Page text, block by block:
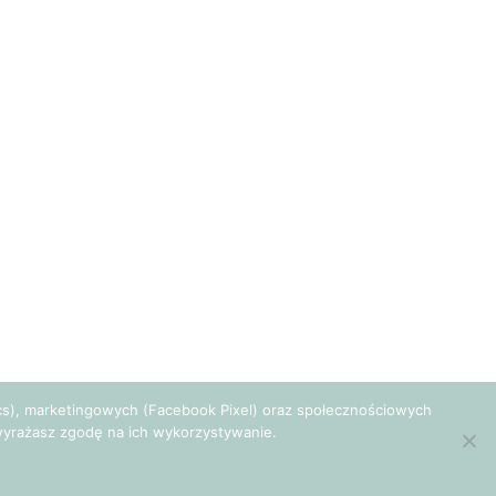
marketingowych (Facebook Pixel) oraz społecznościowych
zgodę na ich wykorzystywanie.